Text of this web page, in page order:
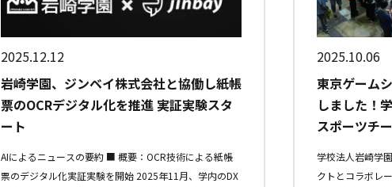
2025.12.12
岩崎学園、ジンベイ株式会社と協働し紙帳
票のOCRデジタル化を推進 実証実験スタ
ート
AIによるニュースの要約 ■ 概要：OCR技術による紙帳
票のデジタル化実証実験を開始 2025年11月、学内のDX
2025.10.06
東京ゲーム
しました！
スポーツチ
学校法人岩崎学
クトとコラボレ